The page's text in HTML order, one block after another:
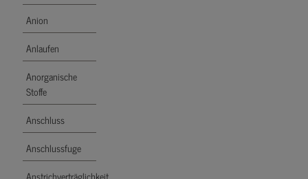
Anion
Anlaufen
Anorganische
Stoffe
Anschluss
Anschlussfuge